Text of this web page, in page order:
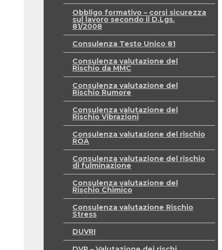
Obbligo formativo – corsi sicurezza
sul lavoro secondo il D.Lgs.
81/2008
Consulenza Testo Unico 81
Consulenza valutazione del
Rischio da MMC
Consulenza valutazione del
Rischio Rumore
Consulenza valutazione del
Rischio Vibrazioni
Consulenza valutazione del rischio
ROA
Consulenza valutazione del rischio
di fulminazione
Consulenza valutazione del
Rischio Chimico
Consulenza valutazione Rischio
Stress
DUVRI